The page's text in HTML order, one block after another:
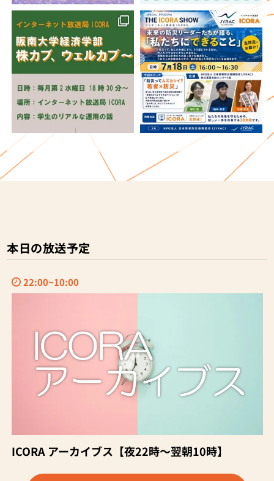
本日の放送予定
22:00~10:00
ICORA アーカイブス【夜22時〜翌朝10時】